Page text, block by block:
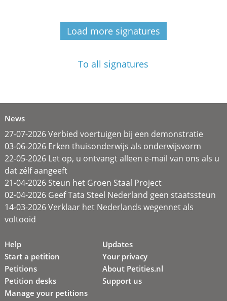
Load more signatures
To all signatures
News
27-07-2026 Verbied voertuigen bij een demonstratie
03-06-2026 Erken thuisonderwijs als onderwijsvorm
22-05-2026 Let op, u ontvangt alleen e-mail van ons als u
dat zélf aangeeft
21-04-2026 Steun het Groen Staal Project
02-04-2026 Geef Tata Steel Nederland geen staatssteun
14-03-2026 Verklaar het Nederlands wegennet als
voltooid
Help
Start a petition
Petitions
Petition desks
Manage your petitions
Updates
Your privacy
About Petities.nl
Support us